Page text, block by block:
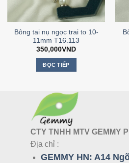
Bông tai nụ ngọc trai to 10-
11mm T16.113
350,000VND
ĐỌC TIẾP
CTY TNHH MTV GEMMY
Địa chỉ :
GEMMY HN: A14